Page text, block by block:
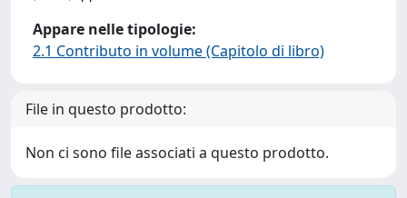
Appare nelle tipologie:
2.1 Contributo in volume (Capitolo di libro)
File in questo prodotto:
Non ci sono file associati a questo prodotto.